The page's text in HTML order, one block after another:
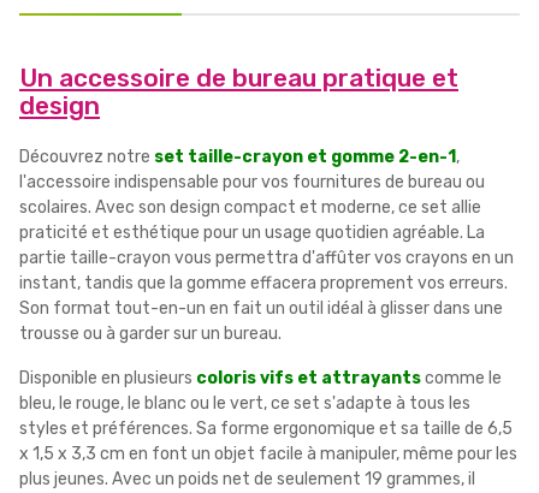
Un accessoire de bureau pratique et
design
Découvrez notre set taille-crayon et gomme 2-en-1 ,
l'accessoire indispensable pour vos fournitures de bureau ou
scolaires. Avec son design compact et moderne, ce set allie
praticité et esthétique pour un usage quotidien agréable. La
partie taille-crayon vous permettra d'affûter vos crayons en un
instant, tandis que la gomme effacera proprement vos erreurs.
Son format tout-en-un en fait un outil idéal à glisser dans une
trousse ou à garder sur un bureau.
Disponible en plusieurs coloris vifs et attrayantscomme le
bleu, le rouge, le blanc ou le vert, ce set s'adapte à tous les
styles et préférences. Sa forme ergonomique et sa taille de 6,5
x 1,5 x 3,3 cm en font un objet facile à manipuler, même pour les
plus jeunes. Avec un poids net de seulement 19 grammes, il